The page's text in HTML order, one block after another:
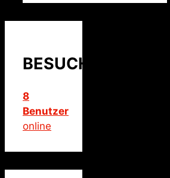
BESUCHER
8
Benutzer
online